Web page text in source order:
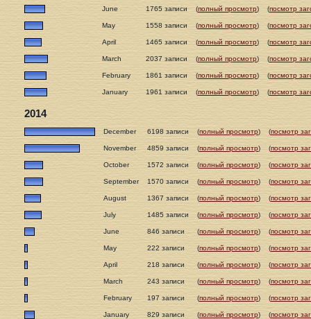
June 1765 записи (полный просмотр) (посмотр
May 1558 записи (полный просмотр) (посмотр
April 1465 записи (полный просмотр) (посмотр
March 2037 записи (полный просмотр) (посмотр
February 1861 записи (полный просмотр) (посмотр
January 1961 записи (полный просмотр) (посмотр
2014
December 6198 записи (полный просмотр) (посмотр
November 4859 записи (полный просмотр) (посмотр
October 1572 записи (полный просмотр) (посмотр
September 1570 записи (полный просмотр) (посмотр
August 1367 записи (полный просмотр) (посмотр
July 1485 записи (полный просмотр) (посмотр
June 846 записи (полный просмотр) (посмотр
May 222 записи (полный просмотр) (посмотр
April 218 записи (полный просмотр) (посмотр
March 243 записи (полный просмотр) (посмотр
February 197 записи (полный просмотр) (посмотр
January 829 записи (полный просмотр) (посмотр